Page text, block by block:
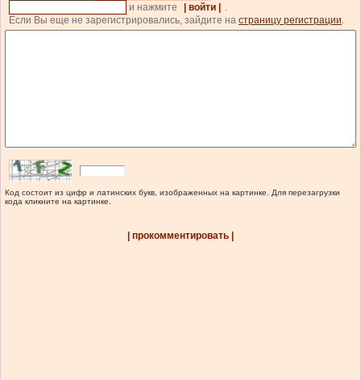
и нажмите
| войти |
.
Если Вы еще не зарегистрировались, зайдите на страницу регистрации.
Код состоит из цифр и латинских букв, изображенных на картинке. Для перезагрузки
кода кликните на картинке.
| прокомментировать |